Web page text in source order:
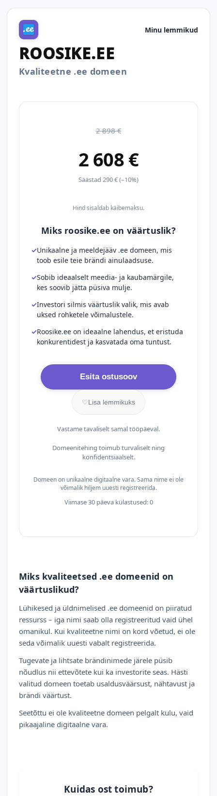
Minu lemmikud
ROOSIKE.EE
Kvaliteetne .ee domeen
2 898 €
2 608 €
Säästad 290 € (–10%)
Hind sisaldab käibemaksu.
Miks roosike.ee on väärtuslik?
Unikaalne ja meeldejääv .ee domeen, mis
toob esile teie brändi ainulaadsuse.
Sobib ideaalselt meedia- ja kaubamärgile,
kes soovib jätta püsiva mulje.
Investori silmis väärtuslik valik, mis avab
uksed rohketele võimalustele.
Roosike.ee on ideaalne lahendus, et eristuda
konkurentidest ja kasvatada oma tuntust.
Esita ostusoov
♡Lisa lemmikuks
Vastame tavaliselt samal tööpäeval.
Domeenitehing toimub turvaliselt ning
konfidentsiaalselt.
Domeen on unikaalne digitaalne vara. Sama nime ei ole
võimalik hiljem uuesti registreerida.
Viimase 30 päeva külastused: 0
Miks kvaliteetsed .ee domeenid on
väärtuslikud?
Lühikesed ja üldnimelised .ee domeenid on piiratud
ressurss – iga nimi saab olla registreeritud vaid ühel
omanikul. Kui kvaliteetne nimi on kord võetud, ei ole
seda võimalik uuesti vabalt registreerida.
Tugevate ja lihtsate brändinimede järele püsib
nõudlus nii ettevõtete kui ka investorite seas. Hästi
valitud domeen toetab usaldusväärsust, nähtavust ja
brändi väärtust.
Seetõttu ei ole kvaliteetne domeen pelgalt kulu, vaid
pikaajaline digitaalne vara.
Kuidas ost toimub?